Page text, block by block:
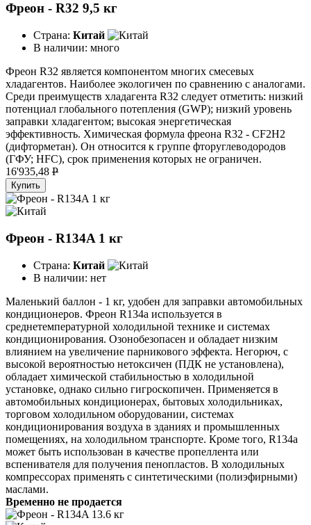
Фреон - R32 9,5 кг
Страна: Китай
В наличии: много
Фреон R32 является компонентом многих смесевых
хладагентов. Наиболее экологичен по сравнению с аналогами.
Среди преимуществ хладагента R32 следует отметить: низкий
потенциал глобального потепления (GWP); низкий уровень
заправки хладагентом; высокая энергетическая
эффективность. Химическая формула фреона R32 - CF2H2
(дифторметан). Он относится к группе фторуглеводородов
(ГФУ; HFC), срок применения которых не ограничен.
16'935,48 P
Купить
Фреон - R134A 1 кг
Страна: Китай
В наличии: нет
Маленький баллон - 1 кг, удобен для заправки автомобильных
кондиционеров. Фреон R134a используется в
среднетемпературной холодильной технике и системах
кондиционирования. Озонобезопасен и обладает низким
влиянием на увеличение парникового эффекта. Негорюч, с
высокой вероятностью нетоксичен (ПДК не установлена),
обладает химической стабильностью в холодильной
установке, однако сильно гигроскопичен. Применяется в
автомобильных кондиционерах, бытовых холодильниках,
торговом холодильном оборудовании, системах
кондиционирования воздуха в зданиях и промышленных
помещениях, на холодильном транспорте. Кроме того, R134a
может быть использован в качестве пропеллента или
вспенивателя для получения пенопластов. В холодильных
компрессорах применять с синтетическими (полиэфирными)
маслами.
Временно не продается